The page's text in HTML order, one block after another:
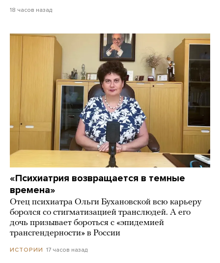
18 часов назад
«Психиатрия возвращается в темные
времена»
Отец психиатра Ольги Бухановской всю карьеру
боролся со стигматизацией транслюдей. А его
дочь призывает бороться с «эпидемией
трансгендерности» в России
ИСТОРИИ 17 часов назад